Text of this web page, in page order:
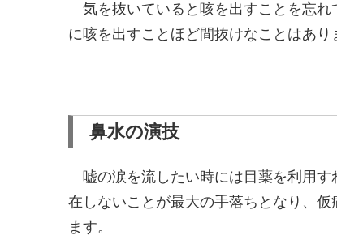
気を抜いていると咳を出すことを忘れ
に咳を出すことほど間抜けなことはあり
鼻水の演技
嘘の涙を流したい時には目薬を利用す
在しないことが最大の手落ちとなり、
ます。